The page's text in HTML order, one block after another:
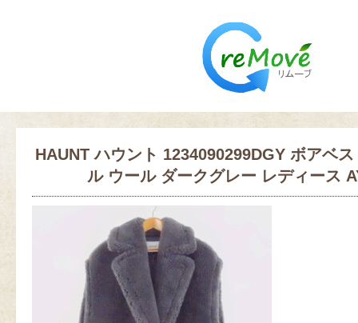
HAUNT ハウント 1234090299DGY ボアベ
ル ウール ダークグレー レディース